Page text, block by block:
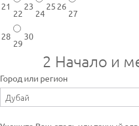
21
22
23
24
25 26
27
28
29
30
2 Начало и
Город или регион